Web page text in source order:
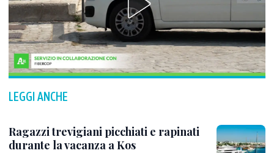
LEGGI ANCHE
Ragazzi trevigiani picchiati e rapinati
durante la vacanza a Kos